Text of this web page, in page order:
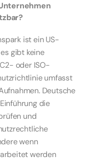
ist ein US-
gibt keine
oder ISO-
umfasst
Deutsche
die
und
wenn
werden